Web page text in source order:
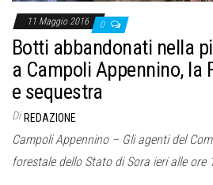
11 Maggio 2016 0
Botti abbandonati nella
a Campoli Appennino, la
e sequestra
Di REDAZIONE
Campoli Appennino – Gli agenti del
forestale dello Stato di Sora ieri alle ore